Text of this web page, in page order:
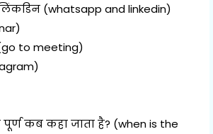
(whatsapp and linkedin)
to meeting)
पूर्ण कब कहा जाता है? (when is the